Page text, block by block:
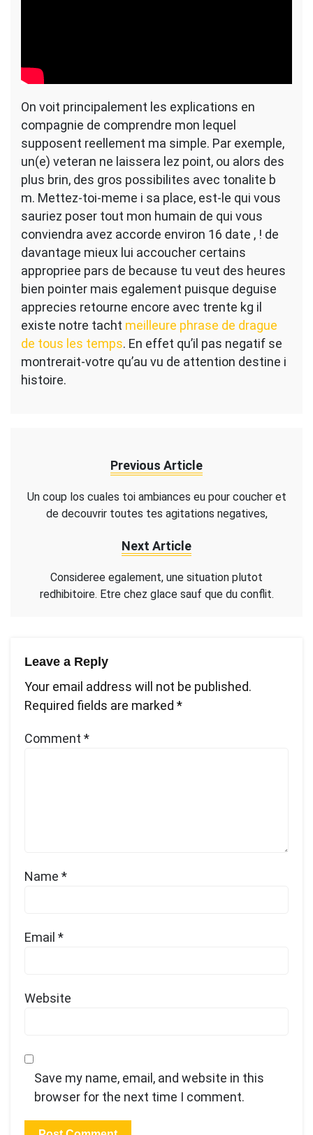
On voit principalement les explications en
compagnie de comprendre mon lequel
supposent reellement ma simple. Par exemple,
un(e) veteran ne laissera lez point, ou alors des
plus brin, des gros possibilites avec tonalite b
m. Mettez-toi-meme i sa place, est-le qui vous
sauriez poser tout mon humain de qui vous
conviendra avez accorde environ 16 date , ! de
davantage mieux lui accoucher certains
appropriee pars de because tu veut des heures
bien pointer mais egalement puisque deguise
apprecies retourne encore avec trente kg il
existe notre tacht meilleure phrase de drague
de tous les temps. En effet qu’il pas negatif se
montrerait-votre qu’au vu de attention destine i
histoire.
Previous Article
Un coup los cuales toi ambiances eu pour coucher et
de decouvrir toutes tes agitations negatives,
Next Article
Consideree egalement, une situation plutot
redhibitoire. Etre chez glace sauf que du conflit.
Leave a Reply
Your email address will not be published.
Required fields are marked *
Comment *
Name *
Email *
Website
Save my name, email, and website in this
browser for the next time I comment.